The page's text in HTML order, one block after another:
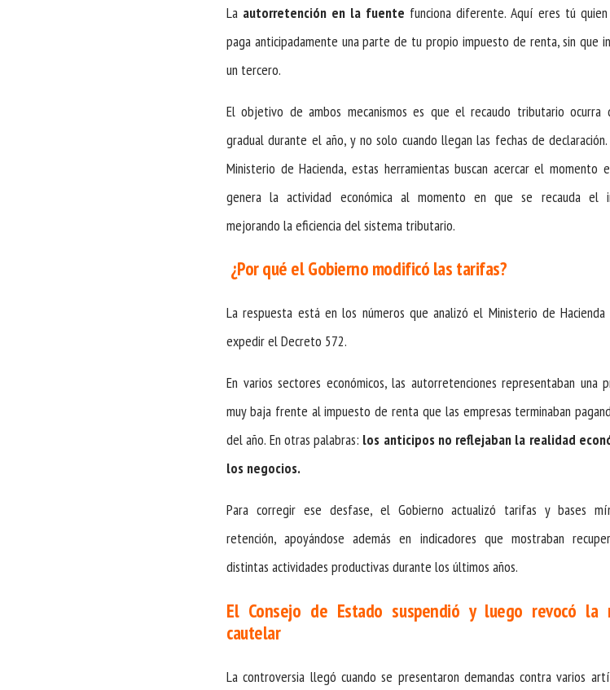
La autorretención en la fuente funciona diferente. Aquí eres tú
paga anticipadamente una parte de tu propio impuesto de renta, sin que
un tercero.
El objetivo de ambos mecanismos es que el recaudo tributario ocurra
gradual durante el año, y no solo cuando llegan las fechas de
Ministerio de Hacienda, estas herramientas buscan acercar el momento
genera la actividad económica al momento en que se recauda el
mejorando la eficiencia del sistema tributario.
¿Por qué el Gobierno modificó las tarifas?
La respuesta está en los números que analizó el Ministerio de
expedir el Decreto 572.
En varios sectores económicos, las autorretenciones representaban una
muy baja frente al impuesto de renta que las empresas terminaban
del año. En otras palabras: los anticipos no reflejaban la realidad
los negocios.
Para corregir ese desfase, el Gobierno actualizó tarifas y bases
retención, apoyándose además en indicadores que mostraban
distintas actividades productivas durante los últimos años.
El Consejo de Estado suspendió y luego revocó la
cautelar
La controversia llegó cuando se presentaron demandas contra varios